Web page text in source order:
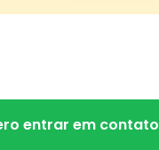
entrar em contato